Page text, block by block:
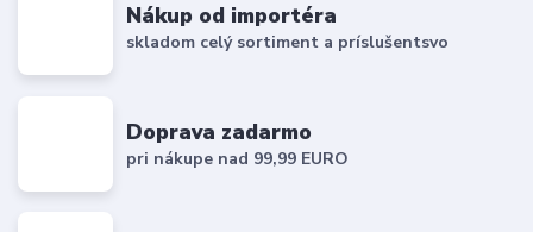
Nákup od importéra
skladom celý sortiment a príslušentsvo
Doprava zadarmo
pri nákupe nad 99,99 EURO